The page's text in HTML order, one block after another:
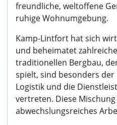
freundliche, weltoffene
ruhige Wohnumgebung.
Kamp-Lintfort hat sich
und beheimatet
traditionellen Bergbau,
spielt, sind besonders
Logistik und die
vertreten. Diese
abwechslungsreiches